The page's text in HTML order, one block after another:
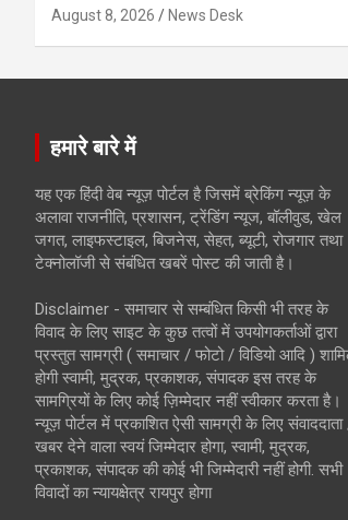
August 8, 2026 News Desk
हमारे बारे में
यह एक हिंदी वेब न्यूज़ पोर्टल है जिसमें ब्रेकिंग न्यूज़ के
अलावा राजनीति, प्रशासन, ट्रेंडिंग न्यूज, बॉलीवुड, खेल
जगत, लाइफस्टाइल, बिजनेस, सेहत, ब्यूटी, रोजगार तथा
टेक्नोलॉजी से संबंधित खबरें पोस्ट की जाती है।
Disclaimer - समाचार से सम्बंधित किसी भी तरह के
विवाद के लिए साइट के कुछ तत्वों में उपयोगकर्ताओं द्वारा
प्रस्तुत सामग्री ( समाचार / फोटो / विडियो आदि )
होगी स्वामी, मुद्रक, प्रकाशक, संपादक इस तरह के
सामग्रियों के लिए कोई ज़िम्मेदार नहीं स्वीकार करता है।
न्यूज़ पोर्टल में प्रकाशित ऐसी सामग्री के लिए
खबर देने वाला स्वयं जिम्मेदार होगा, स्वामी, मुद्रक,
प्रकाशक, संपादक की कोई भी जिम्मेदारी नहीं होगी. सभी
विवादों का न्यायक्षेत्र रायपुर होगा